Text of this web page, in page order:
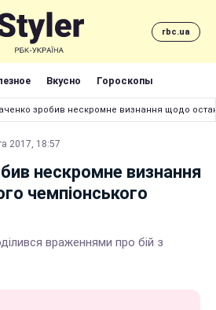
rbc.ua
Вкусно Гороскопы
зробив нескромне визнання щодо
2017, 18:57
нескромне визнання
чемпіонського
враженнями про бій з